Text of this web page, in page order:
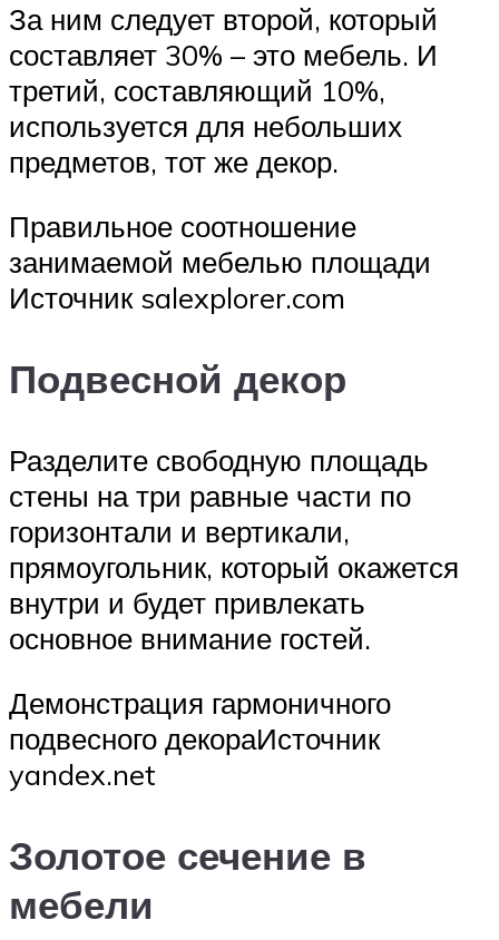
За ним следует второй, который
составляет 30% – это мебель. И
третий, составляющий 10%,
используется для небольших
предметов, тот же декор.
Правильное соотношение
занимаемой мебелью площади
Источник salexplorer.com
Подвесной декор
Разделите свободную площадь
стены на три равные части по
горизонтали и вертикали,
прямоугольник, который окажется
внутри и будет привлекать
основное внимание гостей.
Демонстрация гармоничного
подвесного декораИсточник
yandex.net
Золотое сечение в
мебели